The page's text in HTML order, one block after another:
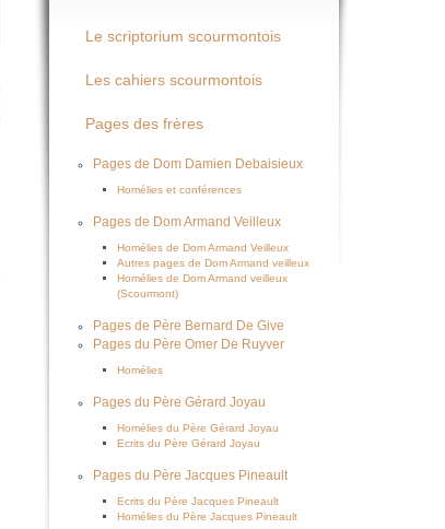
Le scriptorium scourmontois
Les cahiers scourmontois
Pages des frères
Pages de Dom Damien Debaisieux
Homélies et conférences
Pages de Dom Armand Veilleux
Homélies de Dom Armand Veilleux
Autres pages de Dom Armand veilleux
Homélies de Dom Armand veilleux
(Scourmont)
Pages de Père Bernard De Give
Pages du Père Omer De Ruyver
Homélies
Pages du Père Gérard Joyau
Homélies du Père Gérard Joyau
Ecrits du Père Gérard Joyau
Pages du Père Jacques Pineault
Ecrits du Père Jacques Pineault
Homélies du Père Jacques Pineault